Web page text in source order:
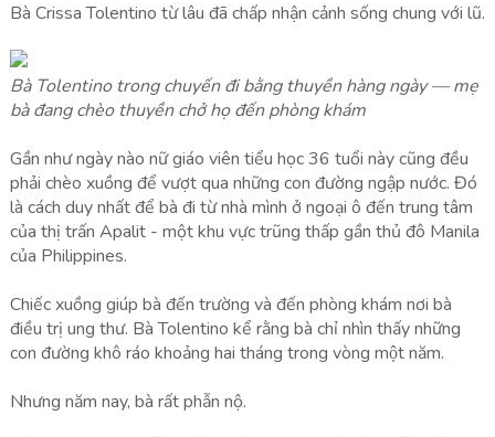
Bà Crissa Tolentino từ lâu đã chấp nhận cảnh sống chung với lũ.
Bà Tolentino trong chuyến đi bằng thuyền hàng ngày — mẹ
bà đang chèo thuyền chở họ đến phòng khám
Gần như ngày nào nữ giáo viên tiểu học 36 tuổi này cũng đều
phải chèo xuồng để vượt qua những con đường ngập nước. Đó
là cách duy nhất để bà đi từ nhà mình ở ngoại ô đến trung tâm
của thị trấn Apalit - một khu vực trũng thấp gần thủ đô Manila
của Philippines.
Chiếc xuồng giúp bà đến trường và đến phòng khám nơi bà
điều trị ung thư. Bà Tolentino kể rằng bà chỉ nhìn thấy những
con đường khô ráo khoảng hai tháng trong vòng một năm.
Nhưng năm nay, bà rất phẫn nộ.